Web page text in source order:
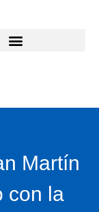
Martín
con la